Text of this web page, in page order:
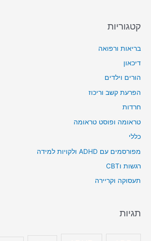
קטגוריות
בריאות ורפואה
דיכאון
הורים וילדים
הפרעת קשב וריכוז
חרדות
טראומה ופוסט טראומה
כללי
מפורסמים עם ADHD ולקויות למידה
רגשות וCBT
תעסוקה וקריירה
תגיות